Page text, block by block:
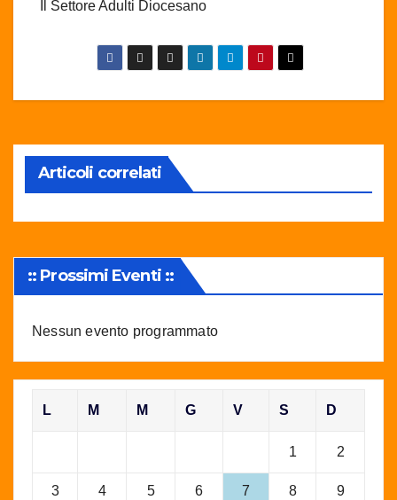
Il Settore Adulti Diocesano
Articoli correlati
:: Prossimi Eventi ::
Nessun evento programmato
L M M G V S D
1 2
3 4 5 6 7 8 9